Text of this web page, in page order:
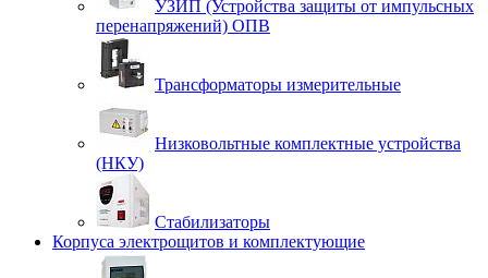
УЗИП (Устройства защиты от импульсных
перенапряжений) ОПВ
Трансформаторы измерительные
Низковольтные комплектные устройства
(НКУ)
Стабилизаторы
Корпуса электрощитов и комплектующие